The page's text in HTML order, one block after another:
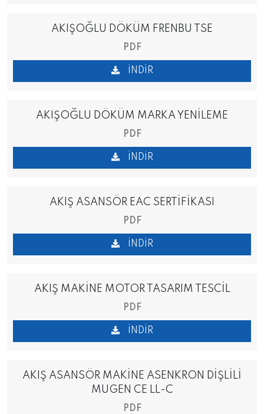
AKIŞOĞLU DÖKÜM FRENBU TSE
PDF
İNDIR
AKIŞOĞLU DÖKÜM MARKA YENİLEME
PDF
İNDIR
AKIŞ ASANSÖR EAC SERTİFİKASI
PDF
İNDIR
AKIŞ MAKİNE MOTOR TASARIM TESCİL
PDF
İNDIR
AKIŞ ASANSÖR MAKİNE ASENKRON DİŞLİLİ
MUGEN CE LL-C
PDF